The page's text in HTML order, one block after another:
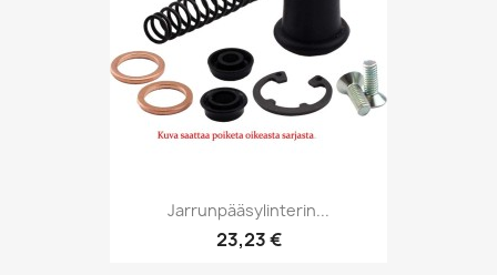
Jarrunpääsylinterin...
23,23 €